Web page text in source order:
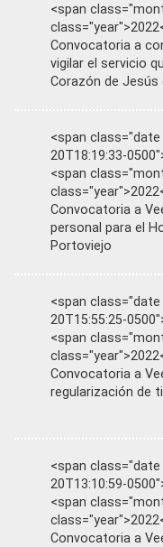
<span
Convocatoria a
vigilar el servicio
Corazón de Jesús
<span
20T18:19:33-
<span
Convocatoria a
personal para el
Portoviejo
<span
20T15:55:25-
<span
Convocatoria a
regularización de
<span
20T13:10:59-
<span
Convocatoria a